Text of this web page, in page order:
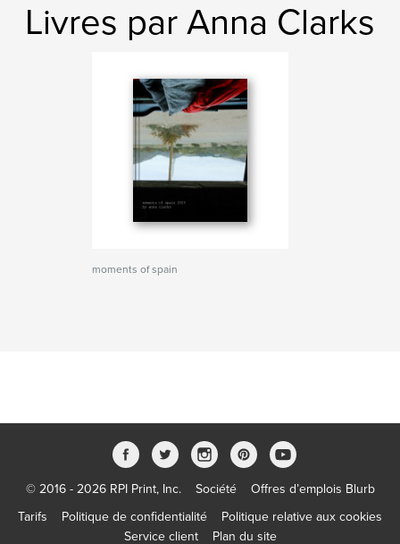
Livres par Anna Clarks
moments of spain
© 2016 - 2026 RPI Print, Inc. Société
Offres d’emplois Blurb
Tarifs
Politique de confidentialité
Politique relative aux cookies
Service client
Plan du site